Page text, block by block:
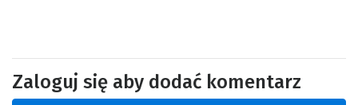
Zaloguj się aby dodać komentarz